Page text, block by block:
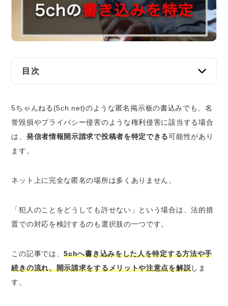
遺産相続
労働問題
資金調達
目次
5chへのIPアドレス開示請求の手続き
IPアドレスからわかる情報
※IPアドレスには保存期間がある
開示請求にかかる弁護士費用の相場
刑事告訴｜刑事
損害賠償請求｜民事
5chの書き込み投稿者を特定するメリット
今後の誹謗中傷に対する抑止効果
5ちゃんねる(5ch.net)のような匿名掲示板の書込みでも、名
誉毀損やプライバシー侵害のような権利侵害に該当する場合
は、 発信者情報開示請求で投稿者を特定できる可能性があり
ます。
ネット上に完全な匿名の場所は多くありません。
「犯人のことをどうしても許せない」という場合は、法的措
置での対応を検討するのも選択肢の一つです。
この記事では、5chへ書き込みをした人を特定する方法や手
続きの流れ、開示請求をするメリットや注意点を解説しま
す。